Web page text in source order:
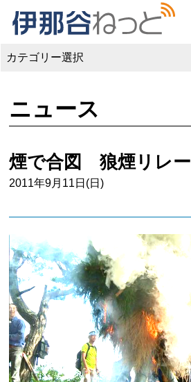
カテゴリー選択
ニュース
煙で合図 狼煙リレー
2011年9月11日(日)